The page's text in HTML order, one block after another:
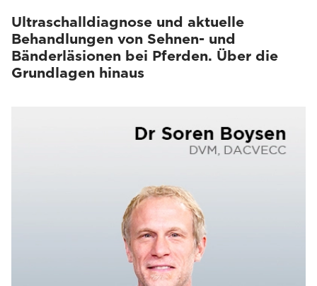
Ultraschalldiagnose und aktuelle
Behandlungen von Sehnen- und
Bänderläsionen bei Pferden. Über die
Grundlagen hinaus